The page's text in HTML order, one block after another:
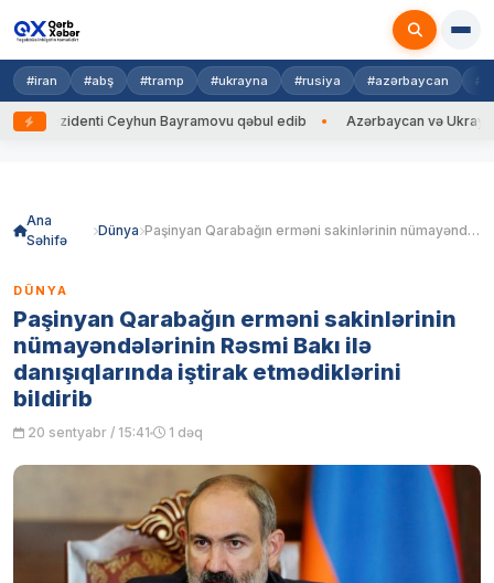
#iran #abş #tramp #ukrayna #rusiya #azərbaycan
Ceyhun Bayramovu qəbul edib Azərbaycan və Ukrayna XİN
Ana
Səhifə
Dünya Paşinyan Qarabağın erməni sakinlərinin nümayəndələrinin Rəsmi Bakı ilə danışıqlarında iştirak etmədiklərini bildirib
DÜNYA
Paşinyan Qarabağın erməni sakinlərinin
nümayəndələrinin Rəsmi Bakı ilə
danışıqlarında iştirak etmədiklərini
bildirib
20 sentyabr / 15:41 1 dəq